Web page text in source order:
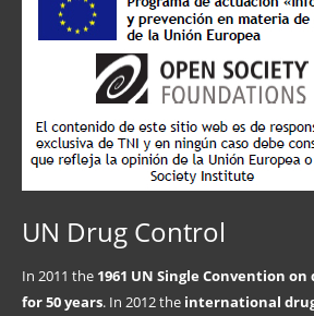
UN Drug Control
In 2011 the 1961 UN Single Convention
for 50 years. In 2012 the international